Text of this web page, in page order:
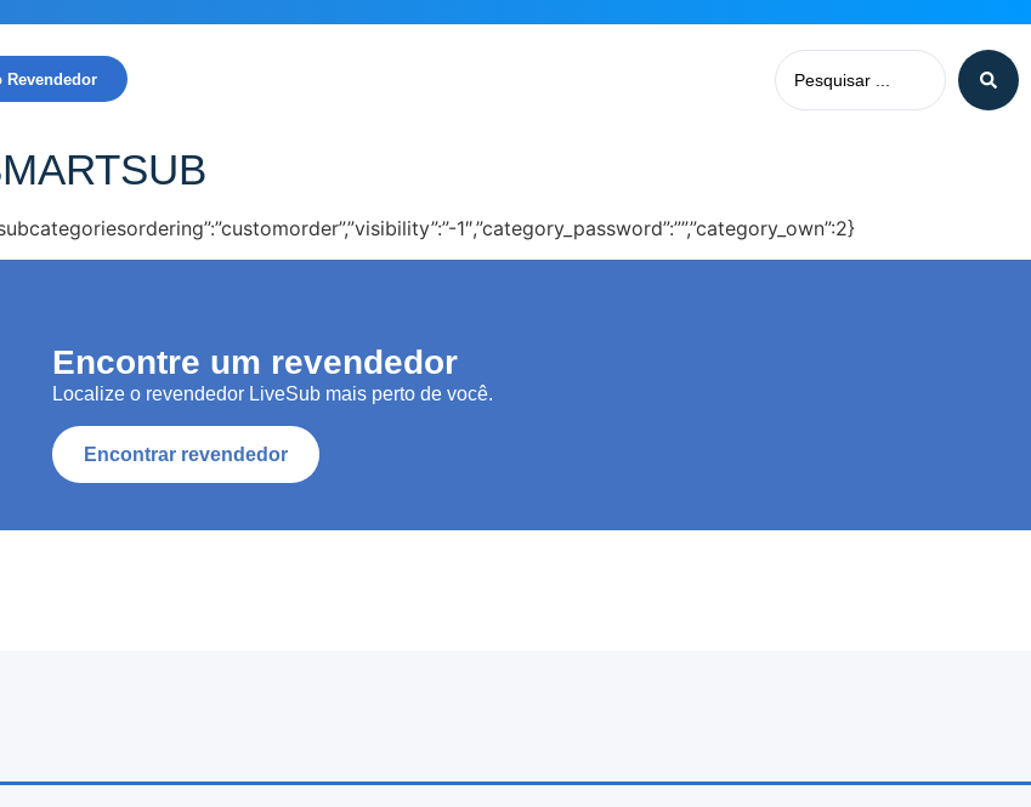
Revendedor
1″,”category_password”:””,”category_own”:2}
Encontre um revendedor
Localize o revendedor LiveSub mais perto de você.
Encontrar revendedor